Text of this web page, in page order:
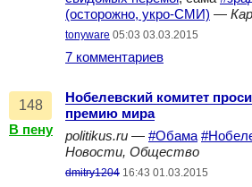
(осторожно, укро-СМИ) —
tonyware 05:03 03.03.2015
7 комментариев
148
В пену
Нобелевский комитет
премию мира
politikus.ru — #Обама
Новости, Общество
dmitry1204 16:43 01.03.2015